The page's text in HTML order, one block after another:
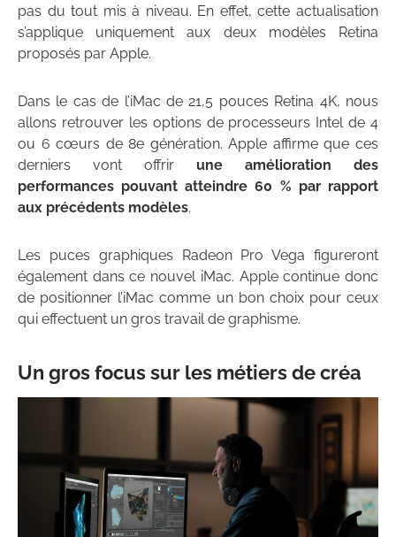
pas du tout mis à niveau. En effet, cette actualisation
s’applique uniquement aux deux modèles Retina
proposés par Apple.
Dans le cas de l’iMac de 21,5 pouces Retina 4K, nous
allons retrouver les options de processeurs Intel de 4
ou 6 cœurs de 8e génération. Apple affirme que ces
derniers vont offrir une amélioration des
performances pouvant atteindre 60 % par rapport
aux précédents modèles.
Les puces graphiques Radeon Pro Vega figureront
également dans ce nouvel iMac. Apple continue donc
de positionner l’iMac comme un bon choix pour ceux
qui effectuent un gros travail de graphisme.
Un gros focus sur les métiers de créa